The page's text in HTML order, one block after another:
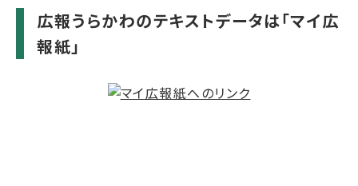
広報うらかわのテキストデータは「マイ広
報紙」